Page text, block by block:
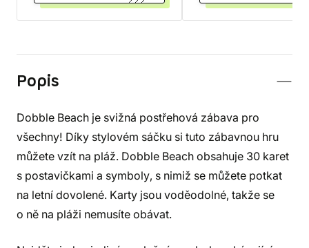
Popis
Dobble Beach je svižná postřehová zábava pro
všechny! Díky stylovém sáčku si tuto zábavnou hru
můžete vzít na pláž. Dobble Beach obsahuje 30 karet
s postavičkami a symboly, s nimiž se můžete potkat
na letní dovolené. Karty jsou voděodolné, takže se
o ně na pláži nemusíte obávat.